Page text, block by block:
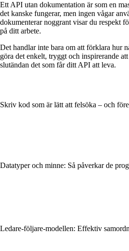
Ett API utan dokumentation är som en
det kanske fungerar, men ingen vågar
dokumenterar noggrant visar du respekt
på ditt arbete.
Det handlar inte bara om att förklara hur
göra det enkelt, tryggt och inspirerande
slutändan det som får ditt API att leva.
Skriv kod som är lätt att felsöka – och
Datatyper och minne: Så påverkar de
Ledare-följare-modellen: Effektiv